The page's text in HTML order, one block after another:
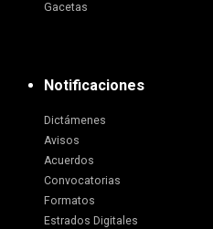
Gacetas
Notificaciones
Dictámenes
Avisos
Acuerdos
Convocatorias
Formatos
Estrados Digitales